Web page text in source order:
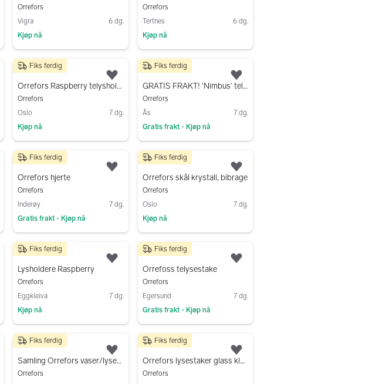
Orrefors
Vigra
6 dg.
Kjøp nå
Orrefors
Tertnes
6 dg.
Kjøp nå
Legg til som favoritt.
230 kr
Orrefors Raspberry telysholder
Orrefors
Oslo
7 dg.
Kjøp nå
Fiks ferdig
Legg til som favoritt.
200 kr
GRATIS FRAKT! 'Nimbus' telysholder fra Orrefors i krystall
Orrefors
Ås
7 dg.
Gratis frakt • Kjøp nå
Fiks ferdig
Legg til som favoritt.
100 kr
Orrefors hjerte
Orrefors
Inderøy
7 dg.
Gratis frakt • Kjøp nå
Fiks ferdig
Legg til som favoritt.
180 kr
Orrefors skål krystall, bibrage
Orrefors
Oslo
7 dg.
Kjøp nå
Fiks ferdig
Legg til som favoritt.
299 kr
Lysholdere Raspberry
Orrefors
Eggkleiva
7 dg.
Kjøp nå
Fiks ferdig
Legg til som favoritt.
100 kr
Orrefoss telysestake
Orrefors
Egersund
7 dg.
Gratis frakt • Kjøp nå
Fiks ferdig
Legg til som favoritt.
750 kr
Samling Orrefors vaser/lysestaker Lars Hellsten 4stk
Orrefors
Fiks ferdig
Legg til som favoritt.
150 kr
Orrefors lysestaker glass klare
Orrefors
Fiks ferdig